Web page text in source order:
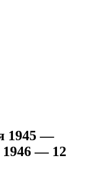
1945 —
1946 — 12